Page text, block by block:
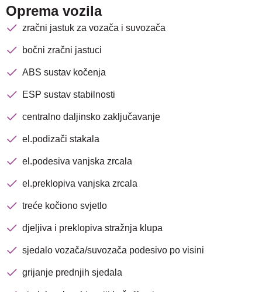
Oprema vozila
zračni jastuk za vozača i suvozača
bočni zračni jastuci
ABS sustav kočenja
ESP sustav stabilnosti
centralno daljinsko zaključavanje
el.podizači stakala
el.podesiva vanjska zrcala
el.preklopiva vanjska zrcala
treće kočiono svjetlo
djeljiva i preklopiva stražnja klupa
sjedalo vozača/suvozača podesivo po visini
grijanje prednjih sjedala